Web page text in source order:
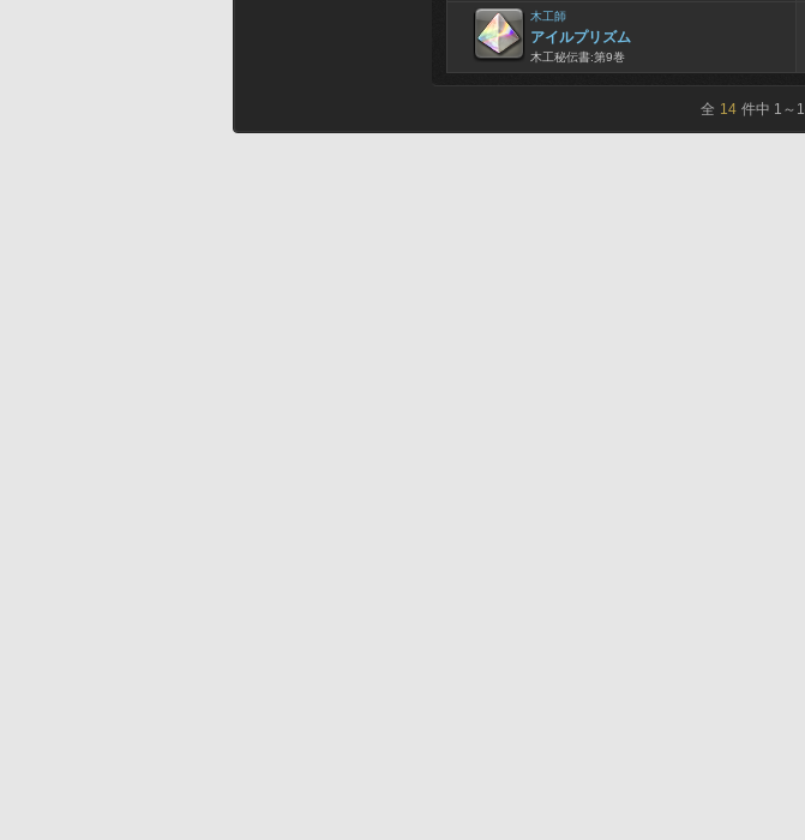
木工師
アイルプリズム
木工秘伝書:第9巻
全 14 件中 1 ～